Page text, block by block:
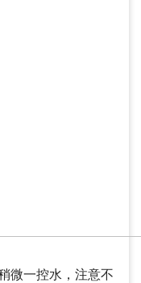
微一控水，注意不